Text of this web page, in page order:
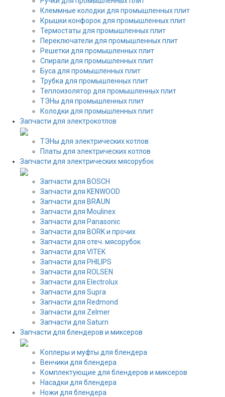
Клеммные колодки для промышленных плит
Крышки конфорок для промышленных плит
Термостаты для промышленных плит
Переключатели для промышленных плит
Решетки для промышленных плит
Спирали для промышленных плит
Буса для промышленных плит
Трубка для промышленных плит
Теплоизолятор для промышленных плит
ТЭНы для промышленных плит
Колодки для промышленных плит
Запчасти для электрокотлов
ТЭНы для электрических котлов
Платы для электрических котлов
Запчасти для электрических мясорубок
Запчасти для BOSCH
Запчасти для KENWOOD
Запчасти для BRAUN
Запчасти для Moulinex
Запчасти для Panasonic
Запчасти для BORK и прочих
Запчасти для отеч. мясорубок
Запчасти для VITEK
Запчасти для PHILIPS
Запчасти для ROLSEN
Запчасти для Electrolux
Запчасти для Supra
Запчасти для Redmond
Запчасти для Zelmer
Запчасти для Saturn
Запчасти для блендеров и миксеров
Коплеры и муфты для блендера
Венчики для блендера
Комплектующие для блендеров и миксеров
Насадки для блендера
Ножи для блендера